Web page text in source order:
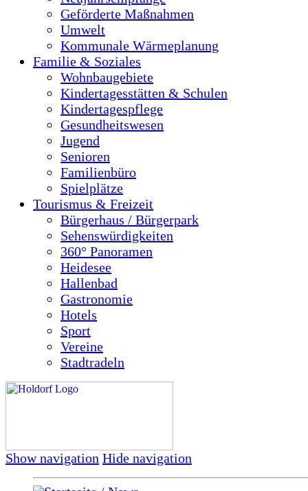
Geförderte Maßnahmen
Umwelt
Kommunale Wärmeplanung
Familie & Soziales
Wohnbaugebiete
Kindertagesstätten & Schulen
Kindertagespflege
Gesundheitswesen
Jugend
Senioren
Familienbüro
Spielplätze
Tourismus & Freizeit
Bürgerhaus / Bürgerpark
Sehenswürdigkeiten
360° Panoramen
Heidesee
Hallenbad
Gastronomie
Hotels
Sport
Vereine
Stadtradeln
Show navigation Hide navigation